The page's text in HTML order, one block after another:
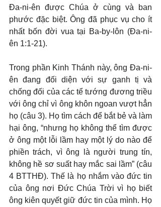
Đa-ni-ên được Chúa ở cùng và ban
phước đặc biệt. Ông đã phục vụ cho ít
nhất bốn đời vua tại Ba-by-lôn (Đa-ni-
ên 1:1-21).
Trong phần Kinh Thánh này, ông Đa-ni-
ên đang đối diện với sự ganh tị và
chống đối của các tể tướng đương triều
với ông chỉ vì ông khôn ngoan vượt hẳn
họ (câu 3). Họ tìm cách để bắt bẻ và làm
hại ông, “nhưng họ không thể tìm được
ở ông một lỗi lầm hay một lý do nào để
phiền trách, vì ông là người trung tín,
không hề sơ suất hay mắc sai lầm” (câu
4 BTTHĐ). Thế là họ nhắm vào đức tin
của ông nơi Đức Chúa Trời vì họ biết
ông kiên quyết giữ đức tin của mình. Họ